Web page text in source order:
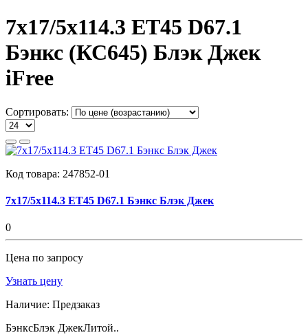
7x17/5x114.3 ET45 D67.1
Бэнкс (КС645) Блэк Джек
iFree
Сортировать:
Код товара: 247852-01
7x17/5x114.3 ET45 D67.1 Бэнкс Блэк Джек
0
Цена по запросу
Узнать цену
Наличие: Предзаказ
БэнксБлэк ДжекЛитой..